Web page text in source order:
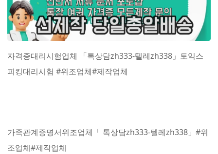
자격증대리시험업체 「톡상담zh333-텔레zh338」토익스
피킹대리시험 #위조업체#제작업체
가족관계증명서위조업체「 톡상담zh333-텔레zh338」#위
조업체#제작업체